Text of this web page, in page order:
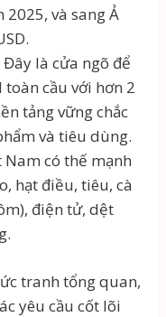
2025, và sang Ả
Đây là cửa ngõ để
cầu với hơn 2
tảng vững chắc
và tiêu dùng.
có thế mạnh
hạt điều, tiêu, cà
điện tử, dệt
tranh tổng quan,
yêu cầu cốt lõi